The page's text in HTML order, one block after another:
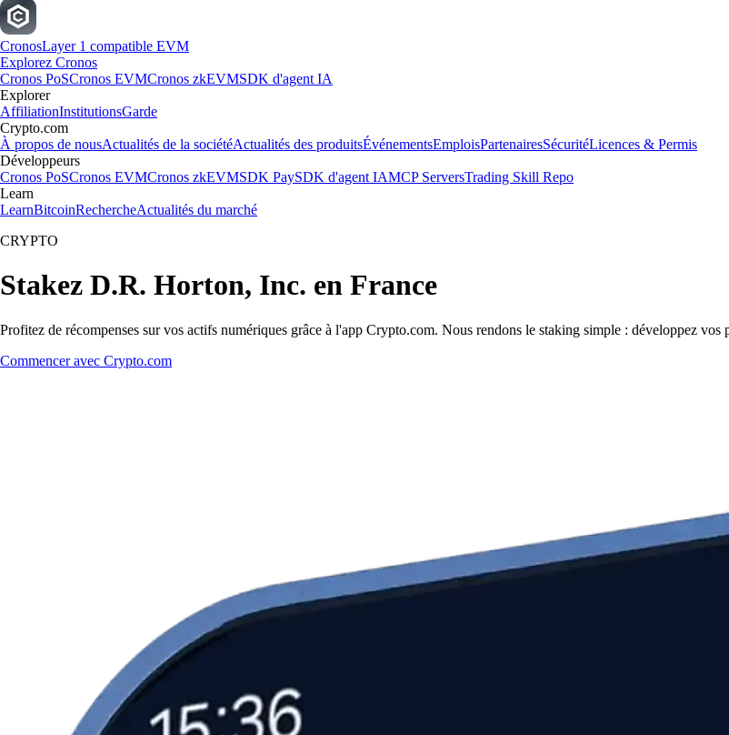
CronosLayer 1 compatible EVM
Explorez Cronos
Cronos PoSCronos EVMCronos zkEVMSDK d'agent IA
Explorer
AffiliationInstitutionsGarde
Crypto.com
À propos de nousActualités de la sociétéActualités des produitsÉvénementsEmploisPartenairesSécuritéLicences & Permis
Développeurs
Cronos PoSCronos EVMCronos zkEVMSDK PaySDK d'agent IAMCP ServersTrading Skill Repo
Learn
LearnBitcoinRechercheActualités du marché
CRYPTO
Stakez D.R. Horton, Inc. en France
Profitez de récompenses sur vos actifs numériques grâce à l'app Crypto.com. Nous rendons le staking simple : développez
Commencer avec Crypto.com